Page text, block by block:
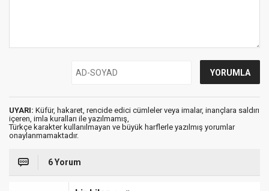
UYARI: Küfür, hakaret, rencide edici cümleler veya imalar, inançlara saldırı
içeren, imla kuralları ile yazılmamış,
Türkçe karakter kullanılmayan ve büyük harflerle yazılmış yorumlar
onaylanmamaktadır.
6 Yorum